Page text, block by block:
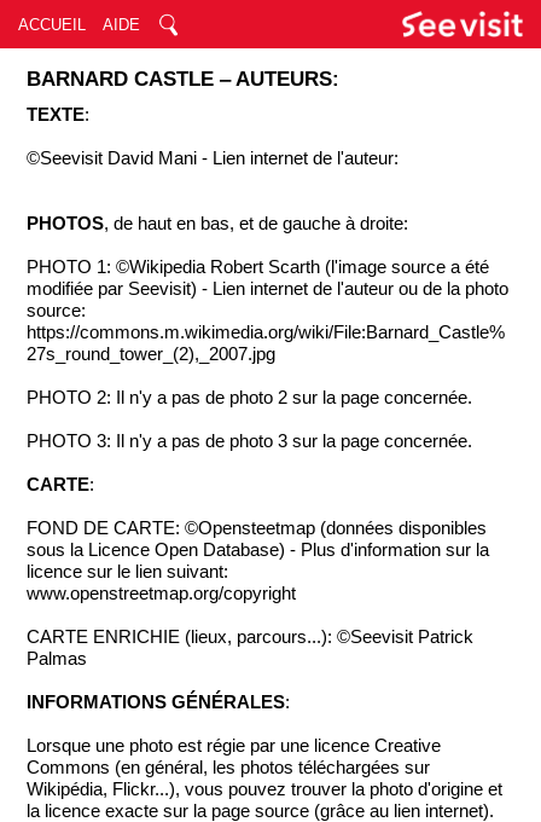
ACCUEIL AIDE
BARNARD CASTLE ‒ AUTEURS:
TEXTE:
©Seevisit David Mani - Lien internet de l'auteur:
PHOTOS, de haut en bas, et de gauche à droite:
PHOTO 1: ©Wikipedia Robert Scarth (l'image source a été
modifiée par Seevisit) - Lien internet de l'auteur ou de la photo
source:
https://commons.m.wikimedia.org/wiki/File:Barnard_Castle%
27s_round_tower_(2),_2007.jpg
PHOTO 2: Il n'y a pas de photo 2 sur la page concernée.
PHOTO 3: Il n'y a pas de photo 3 sur la page concernée.
CARTE:
FOND DE CARTE: ©Opensteetmap (données disponibles
sous la Licence Open Database) - Plus d'information sur la
licence sur le lien suivant:
www.openstreetmap.org/copyright
CARTE ENRICHIE (lieux, parcours...): ©Seevisit Patrick
Palmas
INFORMATIONS GÉNÉRALES:
Lorsque une photo est régie par une licence Creative
Commons (en général, les photos téléchargées sur
Wikipédia, Flickr...), vous pouvez trouver la photo d'origine et
la licence exacte sur la page source (grâce au lien internet).